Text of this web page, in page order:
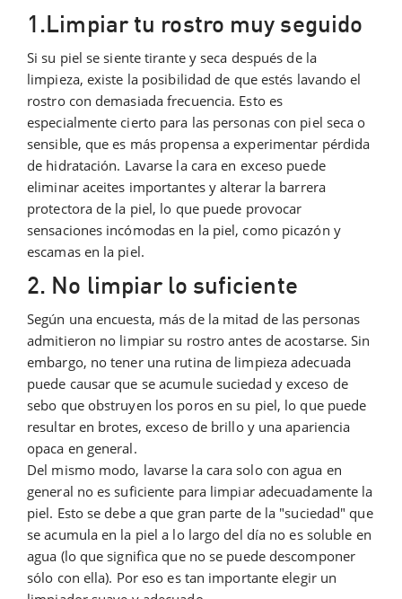
1.Limpiar tu rostro muy seguido
Si su piel se siente tirante y seca después de la
limpieza, existe la posibilidad de que estés lavando el
rostro con demasiada frecuencia. Esto es
especialmente cierto para las personas con piel seca o
sensible, que es más propensa a experimentar pérdida
de hidratación. Lavarse la cara en exceso puede
eliminar aceites importantes y alterar la barrera
protectora de la piel, lo que puede provocar
sensaciones incómodas en la piel, como picazón y
escamas en la piel.
2. No limpiar lo suficiente
Según una encuesta, más de la mitad de las personas
admitieron no limpiar su rostro antes de acostarse. Sin
embargo, no tener una rutina de limpieza adecuada
puede causar que se acumule suciedad y exceso de
sebo que obstruyen los poros en su piel, lo que puede
resultar en brotes, exceso de brillo y una apariencia
opaca en general.
Del mismo modo, lavarse la cara solo con agua en
general no es suficiente para limpiar adecuadamente la
piel. Esto se debe a que gran parte de la "suciedad" que
se acumula en la piel a lo largo del día no es soluble en
agua (lo que significa que no se puede descomponer
sólo con ella). Por eso es tan importante elegir un